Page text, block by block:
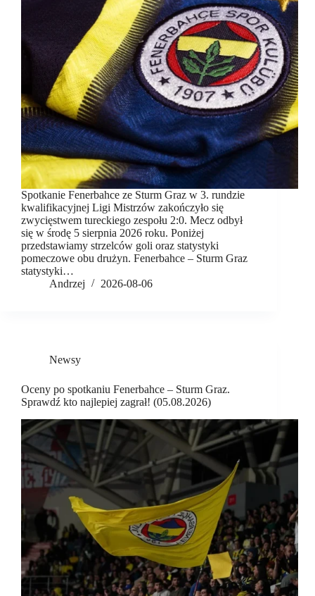
Spotkanie Fenerbahce ze Sturm Graz w 3. rundzie
kwalifikacyjnej Ligi Mistrzów zakończyło się
zwycięstwem tureckiego zespołu 2:0. Mecz odbył
się w środę 5 sierpnia 2026 roku. Poniżej
przedstawiamy strzelców goli oraz statystyki
pomeczowe obu drużyn. Fenerbahce – Sturm Graz
statystyki…
Andrzej
2026-08-06
Newsy
Oceny po spotkaniu Fenerbahce – Sturm Graz.
Sprawdź kto najlepiej zagrał! (05.08.2026)